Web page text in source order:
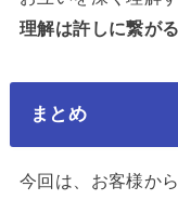
理解は許しに繋がる
まとめ
今回は、お客様か